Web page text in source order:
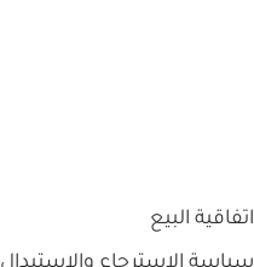
اتفاقية البيع